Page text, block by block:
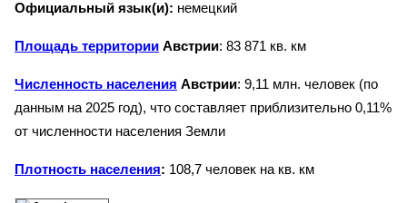
Официальный язык(и): немецкий
Площадь территории Австрии: 83 871 кв. км
Численность населения Австрии: 9,11 млн. человек (по
данным на 2025 год), что составляет приблизительно 0,11%
от численности населения Земли
Плотность населения: 108,7 человек на кв. км